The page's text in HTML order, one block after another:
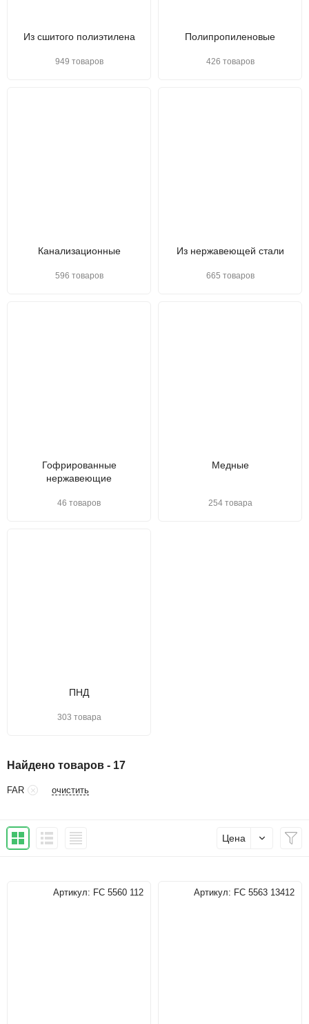
Из сшитого полиэтилена
949 товаров
Полипропиленовые
426 товаров
Канализационные
596 товаров
Из нержавеющей стали
665 товаров
Гофрированные
нержавеющие
46 товаров
Медные
254 товара
ПНД
303 товара
Найдено товаров - 17
FAR очистить
Цена
Артикул: FC 5560 112 Артикул: FC 5563 13412